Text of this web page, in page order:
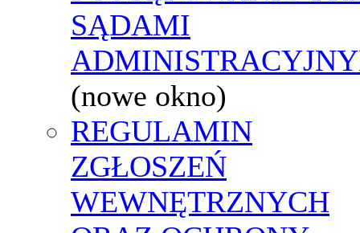
SĄDAMI
(nowe okno)
REGULAMIN
ZGŁOSZEŃ
WEWNĘTRZNYCH